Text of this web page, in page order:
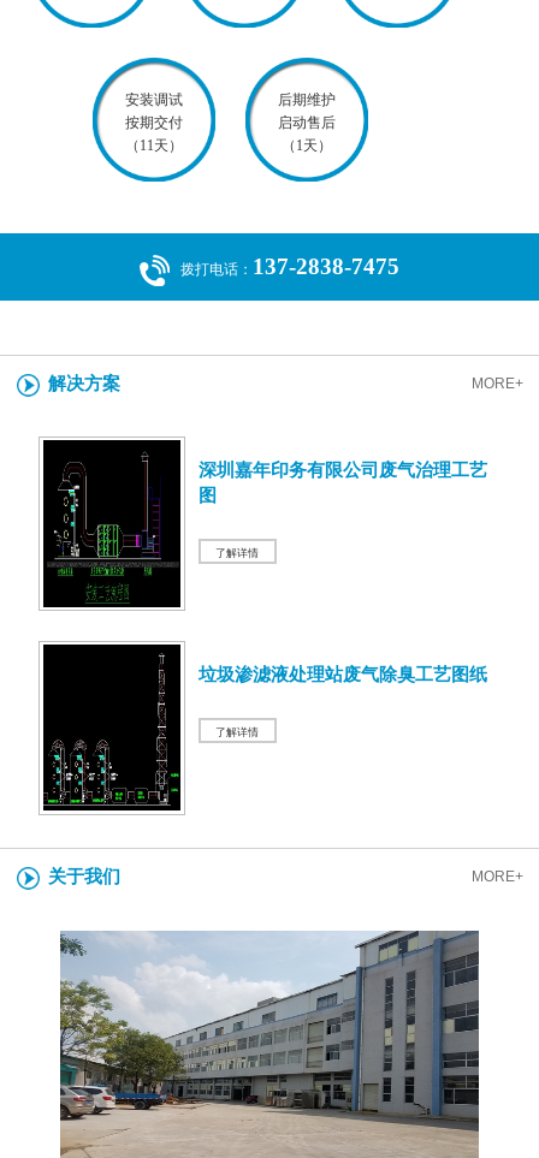
安装调试
按期交付
（11天）
后期维护
启动售后
（1天）
拨打电话： 137-2838-7475
MORE+
解决方案
深圳嘉年印务有限公司废气治理工艺
图
了解详情
垃圾渗滤液处理站废气除臭工艺图纸
了解详情
MORE+
关于我们